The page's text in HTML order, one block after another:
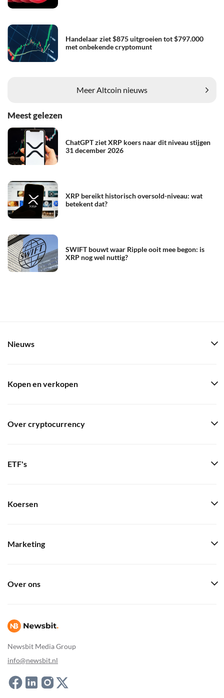
Handelaar ziet $875 uitgroeien tot $797.000
met onbekende cryptomunt
Meer Altcoin nieuws
Meest gelezen
ChatGPT ziet XRP koers naar dit niveau stijgen
31 december 2026
XRP bereikt historisch oversold-niveau: wat
betekent dat?
SWIFT bouwt waar Ripple ooit mee begon: is
XRP nog wel nuttig?
Newsbit Media Group
info@newsbit.nl
Nieuws
Kopen en verkopen
Over cryptocurrency
ETF's
Koersen
Marketing
Over ons